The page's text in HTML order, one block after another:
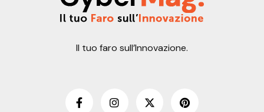
Il tuo faro sull’Innovazione.